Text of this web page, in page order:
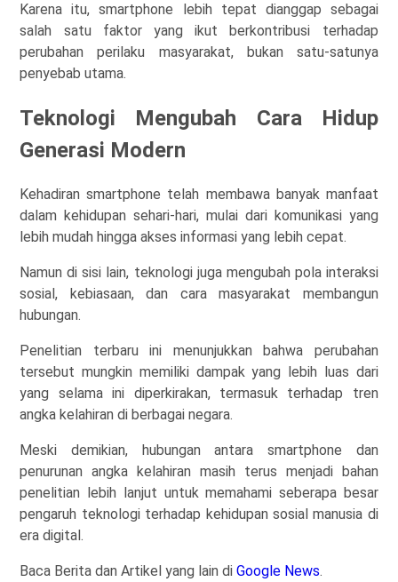
Karena itu, smartphone lebih tepat dianggap sebagai
salah satu faktor yang ikut berkontribusi terhadap
perubahan perilaku masyarakat, bukan satu-satunya
penyebab utama.
Teknologi Mengubah Cara Hidup
Generasi Modern
Kehadiran smartphone telah membawa banyak manfaat
dalam kehidupan sehari-hari, mulai dari komunikasi yang
lebih mudah hingga akses informasi yang lebih cepat.
Namun di sisi lain, teknologi juga mengubah pola interaksi
sosial, kebiasaan, dan cara masyarakat membangun
hubungan.
Penelitian terbaru ini menunjukkan bahwa perubahan
tersebut mungkin memiliki dampak yang lebih luas dari
yang selama ini diperkirakan, termasuk terhadap tren
angka kelahiran di berbagai negara.
Meski demikian, hubungan antara smartphone dan
penurunan angka kelahiran masih terus menjadi bahan
penelitian lebih lanjut untuk memahami seberapa besar
pengaruh teknologi terhadap kehidupan sosial manusia di
era digital.
Baca Berita dan Artikel yang lain diGoogle News.